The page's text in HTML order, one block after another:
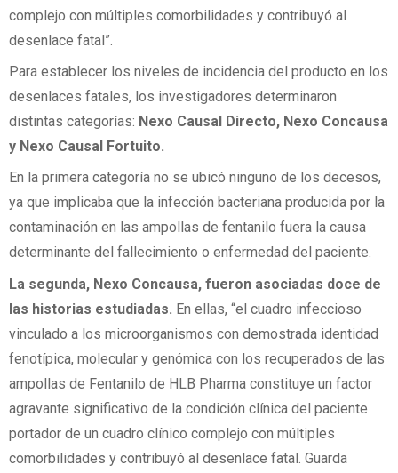
complejo con múltiples comorbilidades y contribuyó al
desenlace fatal”.
Para establecer los niveles de incidencia del producto en los
desenlaces fatales, los investigadores determinaron
distintas categorías: Nexo Causal Directo, Nexo Concausa
y Nexo Causal Fortuito.
En la primera categoría no se ubicó ninguno de los decesos,
ya que implicaba que la infección bacteriana producida por la
contaminación en las ampollas de fentanilo fuera la causa
determinante del fallecimiento o enfermedad del paciente.
La segunda, Nexo Concausa, fueron asociadas doce de
las historias estudiadas. En ellas, “el cuadro infeccioso
vinculado a los microorganismos con demostrada identidad
fenotípica, molecular y genómica con los recuperados de las
ampollas de Fentanilo de HLB Pharma constituye un factor
agravante significativo de la condición clínica del paciente
portador de un cuadro clínico complejo con múltiples
comorbilidades y contribuyó al desenlace fatal. Guarda